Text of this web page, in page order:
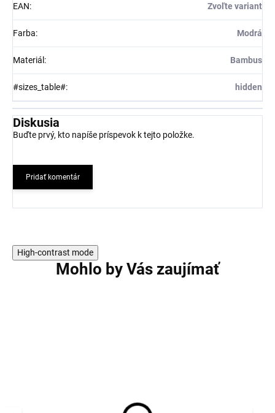
EAN: Zvoľte variant
Farba: Modrá
Materiál : Bambus
#sizes_table#: hidden
Diskusia
Buďte prvý, kto napíše príspevok k tejto položke.
Pridať komentár
High-contrast mode
Mohlo by Vás zaujímať